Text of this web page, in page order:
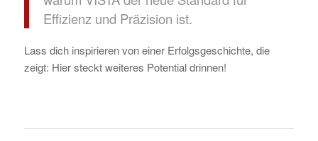
Effizienz und Präzision ist.
Lass dich inspirieren von einer Erfolgsgeschichte, die
zeigt: Hier steckt weiteres Potential drinnen!